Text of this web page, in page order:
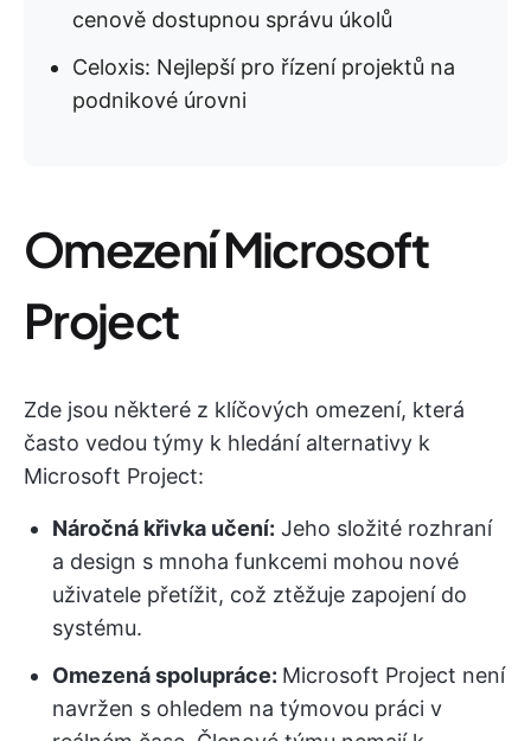
cenově dostupnou správu úkolů
Celoxis: Nejlepší pro řízení projektů na
podnikové úrovni
Omezení Microsoft
Project
Zde jsou některé z klíčových omezení, která
často vedou týmy k hledání alternativy k
Microsoft Project:
Náročná křivka učení: Jeho složité rozhraní
a design s mnoha funkcemi mohou nové
uživatele přetížit, což ztěžuje zapojení do
systému.
Omezená spolupráce: Microsoft Project není
navržen s ohledem na týmovou práci v